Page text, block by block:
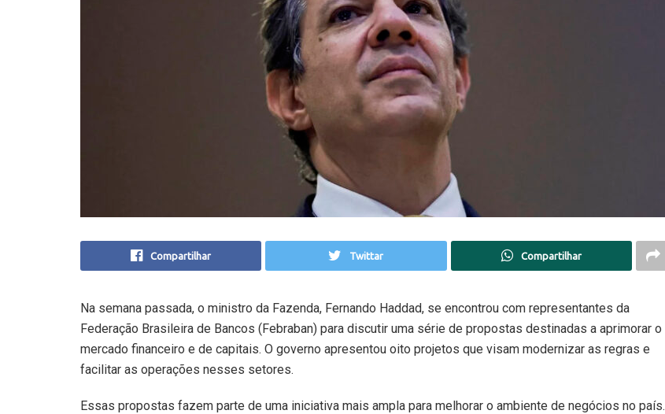
Compartilhar Twittar Compartilhar
Na semana passada, o ministro da Fazenda, Fernando Haddad, se encontrou com representantes da
Federação Brasileira de Bancos (Febraban) para discutir uma série de propostas destinadas a aprimorar o
mercado financeiro e de capitais. O governo apresentou oito projetos que visam modernizar as regras e
facilitar as operações nesses setores.
Essas propostas fazem parte de uma iniciativa mais ampla para melhorar o ambiente de negócios no país.